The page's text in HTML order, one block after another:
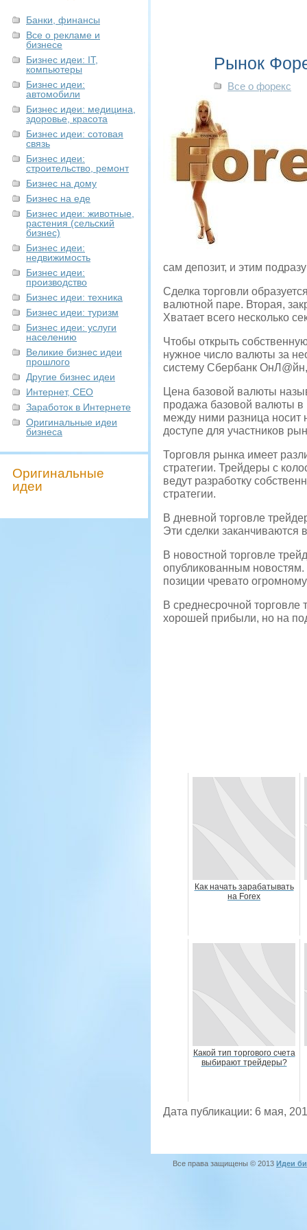
Банки, финансы
Все о рекламе и
бизнесе
Бизнес идеи: IT,
компьютеры
Бизнес идеи:
автомобили
Бизнес идеи: медицина,
здоровье, красота
Бизнес идеи: сотовая
связь
Бизнес идеи:
строительство, ремонт
Бизнес на дому
Бизнес на еде
Бизнес идеи: животные,
растения (сельский
бизнес)
Бизнес идеи:
недвижимость
Бизнес идеи:
производство
Бизнес идеи: техника
Бизнес идеи: туризм
Бизнес идеи: услуги
населению
Великие бизнес идеи
прошлого
Другие бизнес идеи
Интернет, СЕО
Заработок в Интернете
Оригинальные идеи
бизнеса
Оригинальные
идеи
Рынок
Все о форекс
сам депозит, и этим
Сделка торговли
валютной паре. Вторая,
Хватает всего несколько
Чтобы открыть
нужное число валюты за
систему Сбербанк
Цена базовой валюты
продажа базовой валюты в
между ними разница носит
доступе для участников
Торговля рынка имеет
стратегии. Трейдеры с
ведут разработку
стратегии.
В дневной торговле
Эти сделки заканчиваются
В новостной торговле
опубликованным новостям.
позиции чревато
В среднесрочной
хорошей прибыли, но на
Как начать зарабатывать
на Forex
Какой тип торгового счета
выбирают трейдеры?
Дата публикации: 6 мая,
Все права защищены © 2013 Идеи